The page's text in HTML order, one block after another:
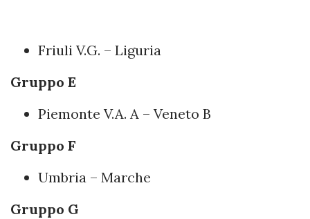
Friuli V.G. – Liguria
Gruppo E
Piemonte V.A. A – Veneto B
Gruppo F
Umbria – Marche
Gruppo G